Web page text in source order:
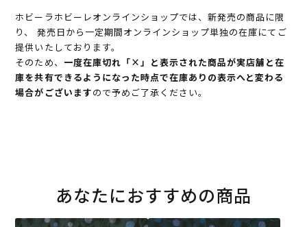
ホビーラホビーレオンラインショップでは、新発売の商品に限
り、 発売日から一定期間オンラインショップ単独の在庫にてご
提供いたしております。
そのため、 一度在庫切れ「×」と表示された商品が実店舗と在
庫を共有できるようになった時点で在庫ありの表示へと変わる
場合がございますので予めご了承ください。
あなたにおすすめの商品